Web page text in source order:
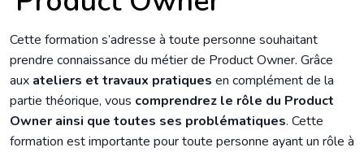
Cette formation s’adresse à toute personne souhaitant
prendre connaissance du métier de Product Owner. Grâce
aux ateliers et travaux pratiques en complément de la
partie théorique, vous comprendrez le rôle du Product
Owner ainsi que toutes ses problématiques. Cette
formation est importante pour toute personne ayant un rôle à